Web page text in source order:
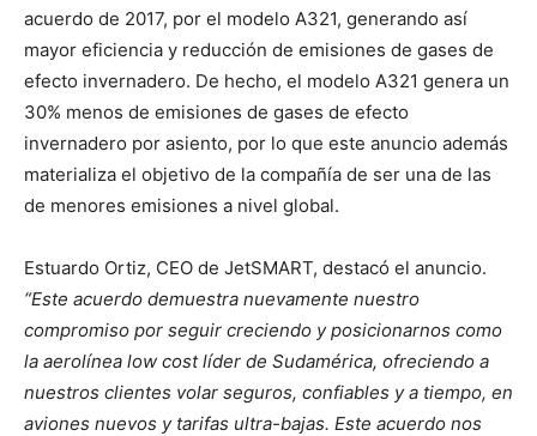
acuerdo de 2017, por el modelo A321, generando así
mayor eficiencia y reducción de emisiones de gases de
efecto invernadero. De hecho, el modelo A321 genera un
30% menos de emisiones de gases de efecto
invernadero por asiento, por lo que este anuncio además
materializa el objetivo de la compañía de ser una de las
de menores emisiones a nivel global.
Estuardo Ortiz, CEO de JetSMART, destacó el anuncio.
“Este acuerdo demuestra nuevamente nuestro
compromiso por seguir creciendo y posicionarnos como
la aerolínea low cost líder de Sudamérica, ofreciendo a
nuestros clientes volar seguros, confiables y a tiempo, en
aviones nuevos y tarifas ultra-bajas. Este acuerdo nos